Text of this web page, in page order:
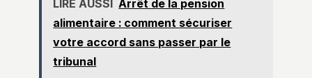
LIRE AUSSI Arrêt de la pension
alimentaire : comment sécuriser
votre accord sans passer par le
tribunal